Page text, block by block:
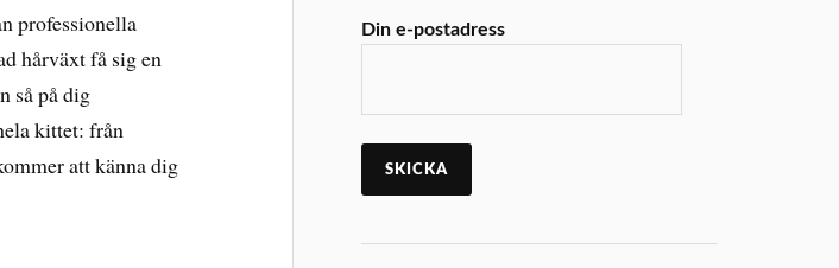
professionella
hårväxt få sig en
så på dig
kittet: från
att känna dig
Din e-postadress